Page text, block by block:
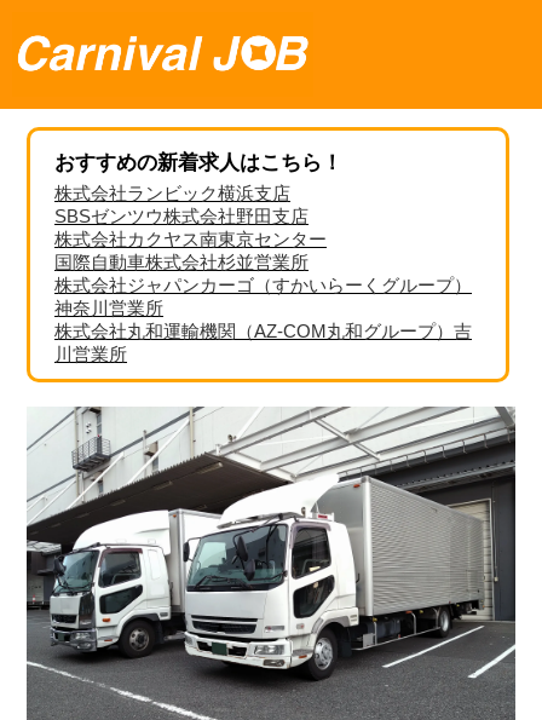
おすすめの新着求人はこちら！
株式会社ランビック横浜支店
SBSゼンツウ株式会社野田支店
株式会社カクヤス南東京センター
国際自動車株式会社杉並営業所
株式会社ジャパンカーゴ（すかいらーくグループ）
神奈川営業所
株式会社丸和運輸機関（AZ-COM丸和グループ）吉
川営業所